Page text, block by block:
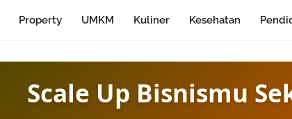
Property UMKM Kuliner Kesehatan
Sambutlah Era Digital